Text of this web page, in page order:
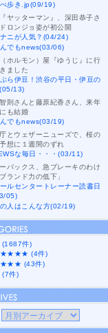
歩き.jp(09/19)
ヤッターマン』、深田恭子さ
ロンジョ姿が初公開
ニが人気？(04/24)
でもnews(03/06)
ホルモン）屋『ゆうじ』に行
ました
ら伊豆！渋谷の平日・伊豆の
13)
則さんと藤原紀香さん、来年
も結婚
でもnews(03/19)
とウェザーニューズで、桜の
想に１週間のずれ
な毎日・・・(03/11)
バックス、急ブレーキのわけ
ランド力の低下」
ルセンタートレーナー読書日
05)
人はこんな方(02/19)
(1687件)
(4件)
(43件)
件)